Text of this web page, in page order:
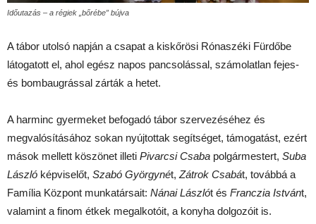
Időutazás – a régiek „bőrébe” bújva
A tábor utolsó napján a csapat a kiskőrösi Rónaszéki Fürdőbe
látogatott el, ahol egész napos pancsolással, számolatlan fejes-
és bombaugrással zárták a hetet.
A harminc gyermeket befogadó tábor szervezéséhez és
megvalósításához sokan nyújtottak segítséget, támogatást, ezért
mások mellett köszönet illeti Pivarcsi Csaba polgármestert, Suba
László képviselőt, Szabó Györgynét, Zátrok Csabát, továbbá a
Família Központ munkatársait: Nánai Lászlót és Franczia Istvánt,
valamint a finom étkek megalkotóit, a konyha dolgozóit is.